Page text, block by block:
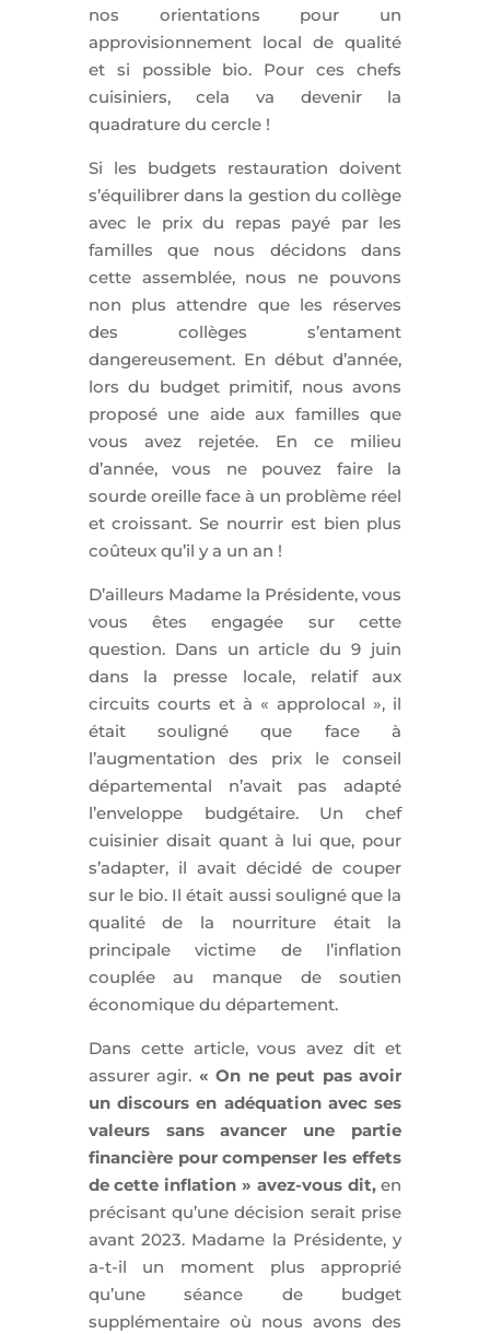
nos orientations pour un
approvisionnement local de qualité
et si possible bio. Pour ces chefs
cuisiniers, cela va devenir la
quadrature du cercle !
Si les budgets restauration doivent
s’équilibrer dans la gestion du collège
avec le prix du repas payé par les
familles que nous décidons dans
cette assemblée, nous ne pouvons
non plus attendre que les réserves
des collèges s’entament
dangereusement. En début d’année,
lors du budget primitif, nous avons
proposé une aide aux familles que
vous avez rejetée. En ce milieu
d’année, vous ne pouvez faire la
sourde oreille face à un problème réel
et croissant. Se nourrir est bien plus
coûteux qu’il y a un an !
D’ailleurs Madame la Présidente, vous
vous êtes engagée sur cette
question. Dans un article du 9 juin
dans la presse locale, relatif aux
circuits courts et à « approlocal », il
était souligné que face à
l’augmentation des prix le conseil
départemental n’avait pas adapté
l’enveloppe budgétaire. Un chef
cuisinier disait quant à lui que, pour
s’adapter, il avait décidé de couper
sur le bio. Il était aussi souligné que la
qualité de la nourriture était la
principale victime de l’inflation
couplée au manque de soutien
économique du département.
Dans cette article, vous avez dit et
assurer agir. « On ne peut pas avoir
un discours en adéquation avec ses
valeurs sans avancer une partie
financière pour compenser les effets
de cette inflation » avez-vous dit,en
précisant qu’une décision serait prise
avant 2023. Madame la Présidente, y
a-t-il un moment plus approprié
qu’une séance de budget
supplémentaire où nous avons des